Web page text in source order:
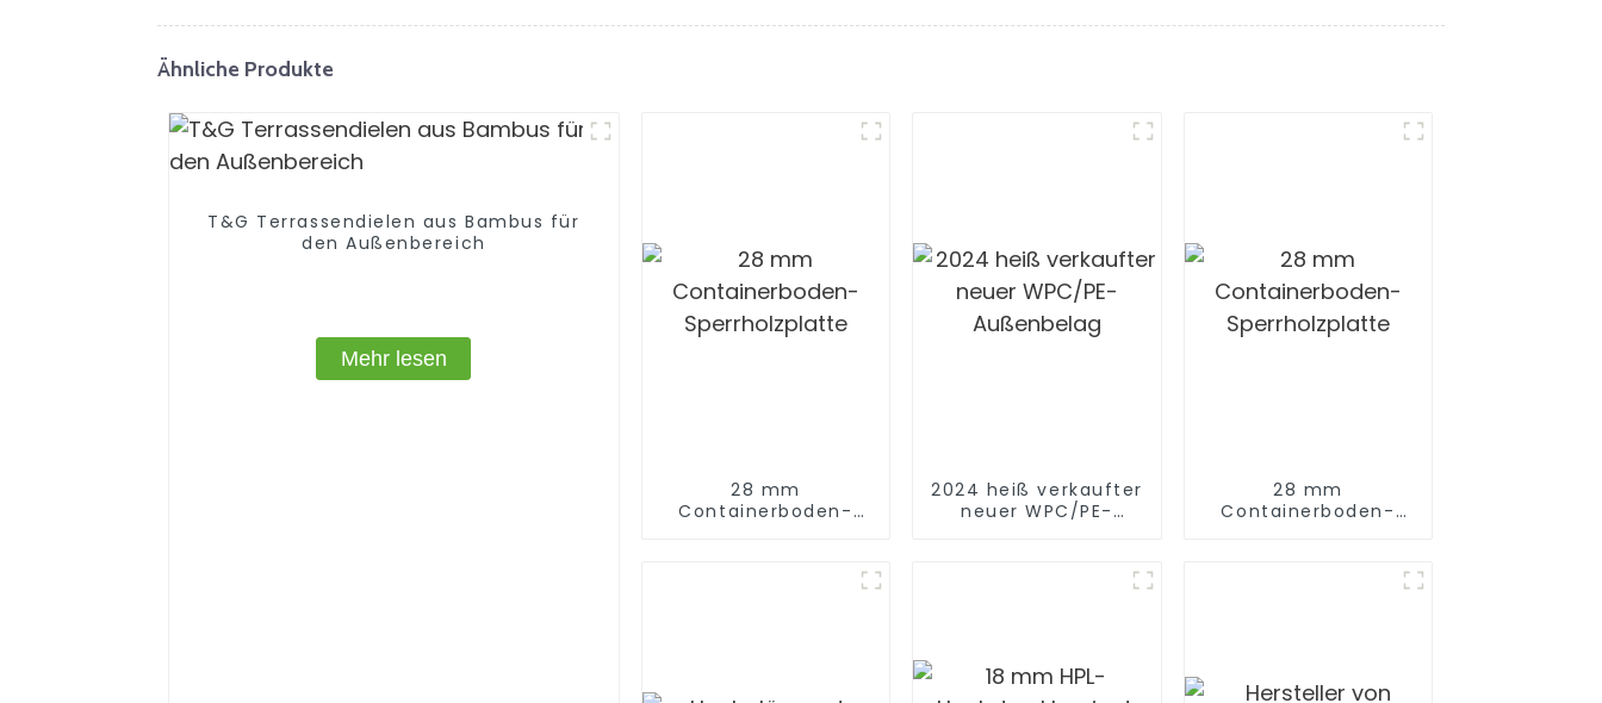
Ähnliche Produkte
T&G Terrassendielen aus Bambus für
den Außenbereich
Mehr lesen
28 mm
Containerboden-
2024 heiß verkaufter
neuer WPC/PE-
28 mm
Containerboden-